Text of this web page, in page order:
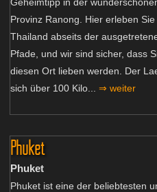
Provinz Ranong. Hier erleben Sie
Thailand abseits der
Pfade, und wir sind sicher, dass
diesen Ort lieben werden. Der
sich über 100 Kilo... ⇒ weiter
Phuket
Phuket
Phuket ist eine der beliebtesten